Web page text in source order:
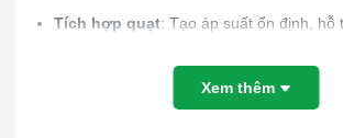
Tích hợp quạt: Tạo áp suất ổn định, hỗ
: Có thể lắp lọc thô, lọc tinh hoặc
Xem thêm